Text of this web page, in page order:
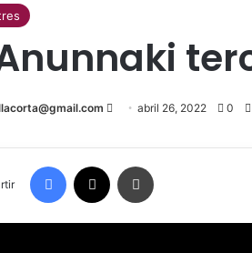
Send
email
abril 26, 2022 0